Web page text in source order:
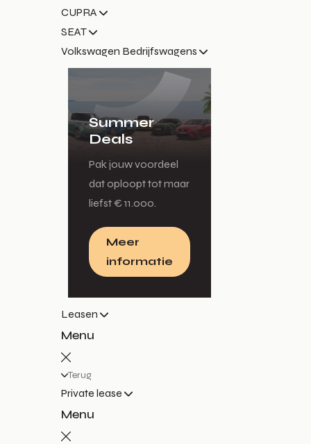
CUPRA
SEAT
Volkswagen Bedrijfswagens
Summer
Deals
Pak jouw voordeel
dat oploopt tot maar
liefst € 11.000.
Meer
informatie
Leasen
Menu
Terug
Private lease
Menu